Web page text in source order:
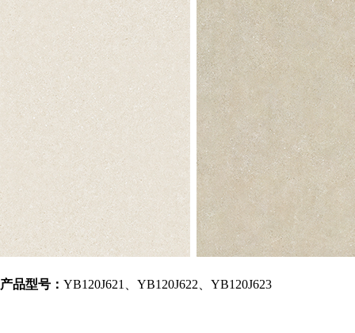
产品型号： YB120J621、YB120J622、YB120J623